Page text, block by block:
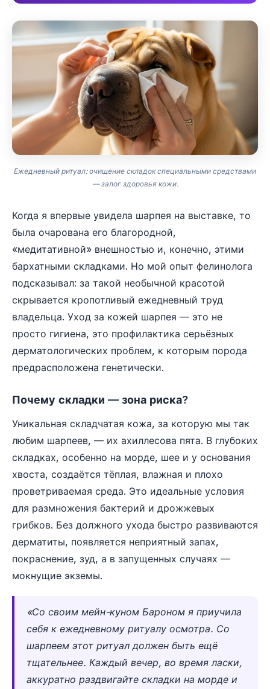
Ежедневный ритуал: очищение складок специальными средствами
— залог здоровья кожи.
Когда я впервые увидела шарпея на выставке, то
была очарована его благородной,
«медитативной» внешностью и, конечно, этими
бархатными складками. Но мой опыт фелинолога
подсказывал: за такой необычной красотой
скрывается кропотливый ежедневный труд
владельца. Уход за кожей шарпея — это не
просто гигиена, это профилактика серьёзных
дерматологических проблем, к которым порода
предрасположена генетически.
Почему складки — зона риска?
Уникальная складчатая кожа, за которую мы так
любим шарпеев, — их ахиллесова пята. В глубоких
складках, особенно на морде, шее и у основания
хвоста, создаётся тёплая, влажная и плохо
проветриваемая среда. Это идеальные условия
для размножения бактерий и дрожжевых
грибков. Без должного ухода быстро развиваются
дерматиты, появляется неприятный запах,
покраснение, зуд, а в запущенных случаях —
мокнущие экземы.
«Со своим мейн-куном Бароном я приучила
себя к ежедневному ритуалу осмотра. Со
шарпеем этот ритуал должен быть ещё
тщательнее. Каждый вечер, во время ласки,
аккуратно раздвигайте складки на морде и